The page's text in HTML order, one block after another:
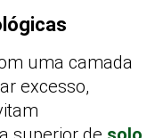
uma camada
excesso,